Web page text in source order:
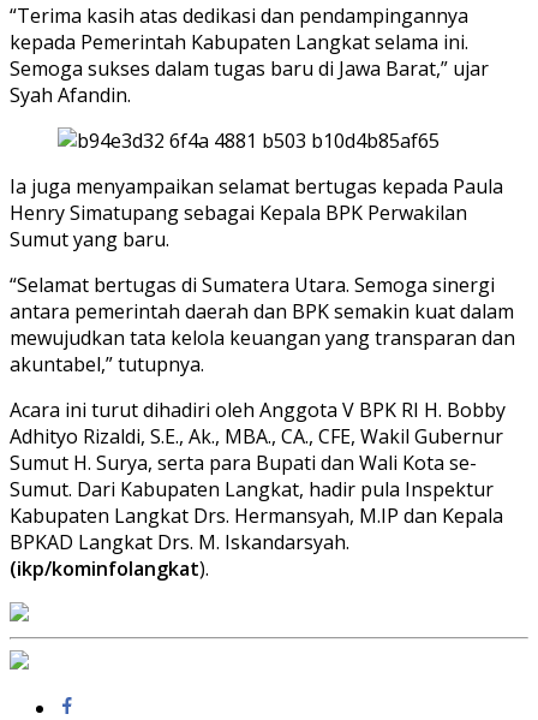
“Terima kasih atas dedikasi dan pendampingannya
kepada Pemerintah Kabupaten Langkat selama ini.
Semoga sukses dalam tugas baru di Jawa Barat,” ujar
Syah Afandin.
Ia juga menyampaikan selamat bertugas kepada Paula
Henry Simatupang sebagai Kepala BPK Perwakilan
Sumut yang baru.
“Selamat bertugas di Sumatera Utara. Semoga sinergi
antara pemerintah daerah dan BPK semakin kuat dalam
mewujudkan tata kelola keuangan yang transparan dan
akuntabel,” tutupnya.
Acara ini turut dihadiri oleh Anggota V BPK RI H. Bobby
Adhityo Rizaldi, S.E., Ak., MBA., CA., CFE, Wakil Gubernur
Sumut H. Surya, serta para Bupati dan Wali Kota se-
Sumut. Dari Kabupaten Langkat, hadir pula Inspektur
Kabupaten Langkat Drs. Hermansyah, M.IP dan Kepala
BPKAD Langkat Drs. M. Iskandarsyah.
(ikp/kominfolangkat).